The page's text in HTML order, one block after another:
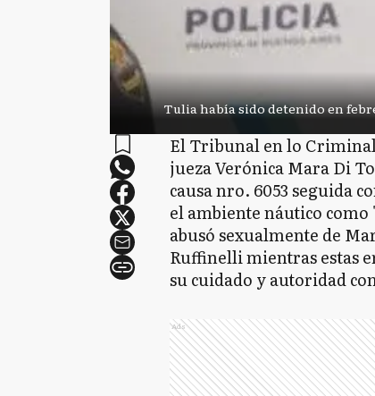
Tulia había sido detenido en
El Tribunal en lo Criminal
jueza Verónica Mara Di
causa nro. 6053 seguida
el ambiente náutico
abusó sexualmente de
Ruffinelli mientras estas
su cuidado y autoridad
Ads